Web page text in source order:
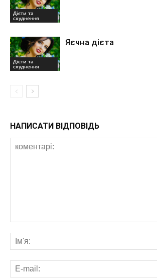
Дієти та
схуднення
Дієти та
схуднення
Яєчна дієта
НАПИСАТИ ВІДПОВІДЬ